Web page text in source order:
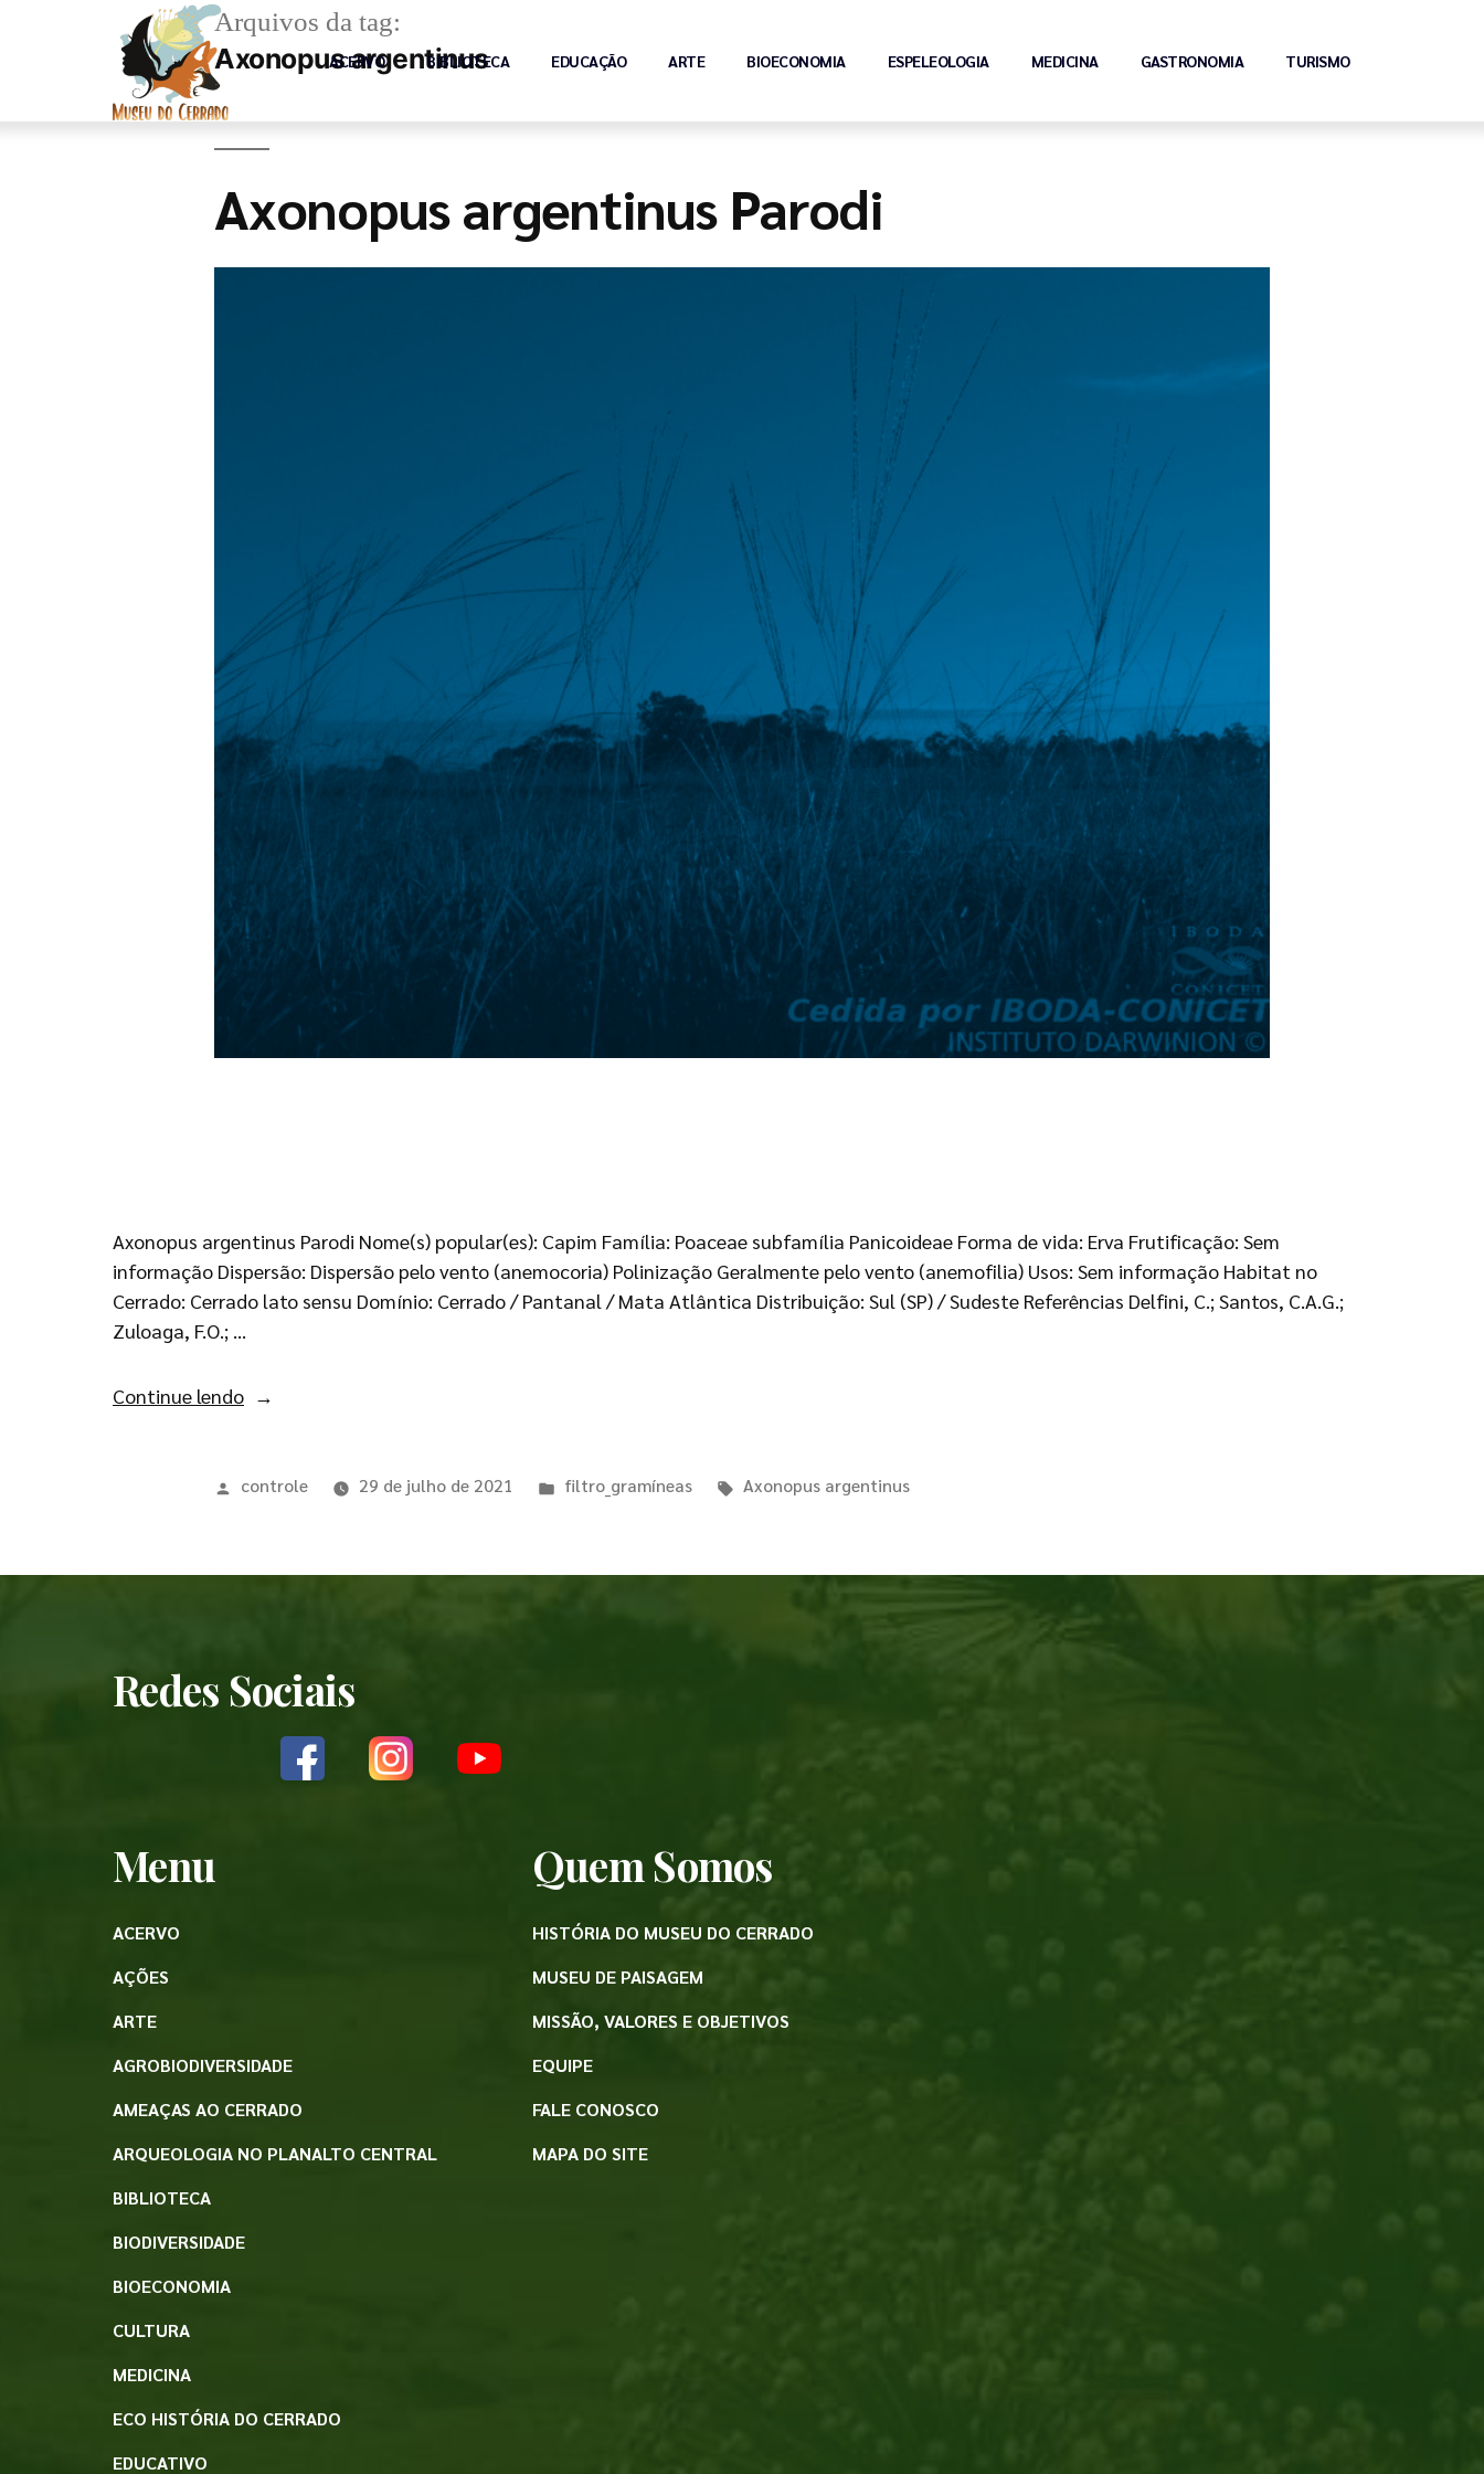
ACERVO BIBLIOTECA EDUCAÇÃO ARTE BIOECONOMIA ESPELEOLOGIA MEDICINA GASTRONOMIA TURISMO
Arquivos da tag:
Axonopus argentinus
Axonopus argentinus Parodi
Axonopus argentinus Parodi Nome(s) popular(es): Capim Família: Poaceae subfamília Panicoideae Forma de vida: Erva Frutificação: Sem
informação Dispersão: Dispersão pelo vento (anemocoria) Polinização Geralmente pelo vento (anemofilia) Usos: Sem informação Habitat no
Cerrado: Cerrado lato sensu Domínio: Cerrado / Pantanal / Mata Atlântica Distribuição: Sul (SP) / Sudeste Referências Delfini, C.; Santos, C.A.G.;
Zuloaga, F.O.; …
Continue lendo
controle 29 de julho de 2021 filtro_gramíneas Axonopus argentinus
Redes Sociais
Menu
ACERVO
AÇÕES
ARTE
AGROBIODIVERSIDADE
AMEAÇAS AO CERRADO
ARQUEOLOGIA NO PLANALTO CENTRAL
BIBLIOTECA
BIODIVERSIDADE
BIOECONOMIA
CULTURA
MEDICINA
ECO HISTÓRIA DO CERRADO
EDUCATIVO
Quem Somos
HISTÓRIA DO MUSEU DO CERRADO
MUSEU DE PAISAGEM
MISSÃO, VALORES E OBJETIVOS
EQUIPE
FALE CONOSCO
MAPA DO SITE